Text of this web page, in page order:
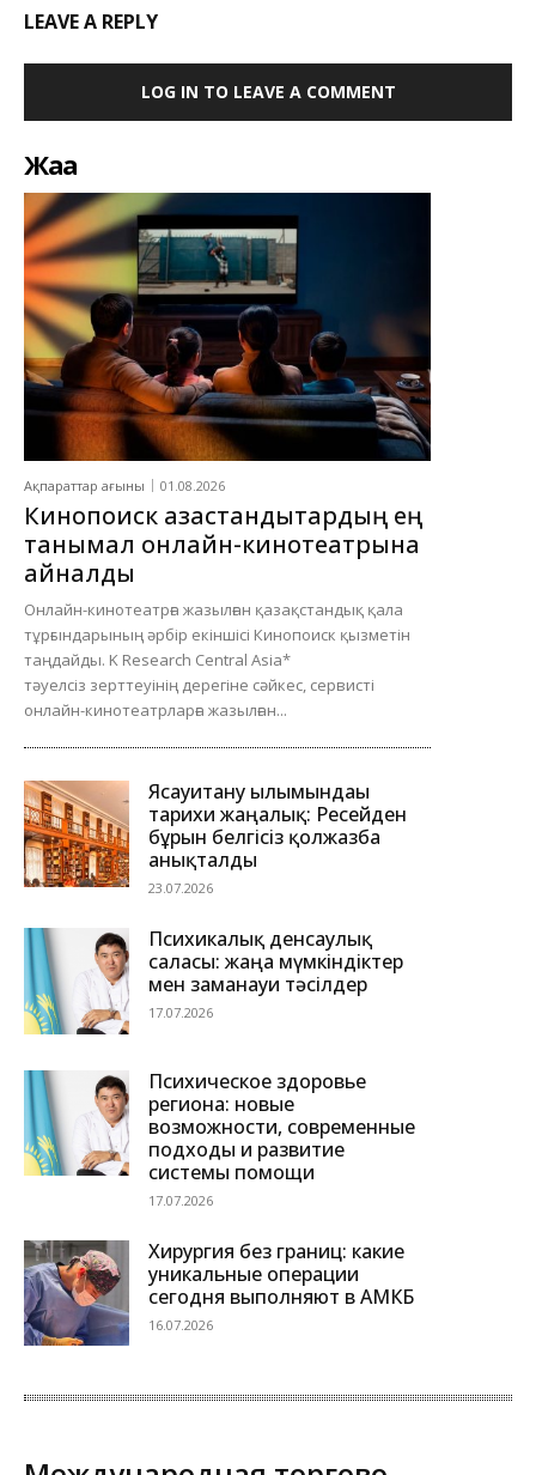
LEAVE A REPLY
LOG IN TO LEAVE A COMMENT
Жаңа
Ақпараттар ағыны 01.08.2026
Кинопоиск қазақстандықтардың ең
танымал онлайн-кинотеатрына
айналды
Онлайн-кинотеатрға жазылған қазақстандық қала
тұрғындарының әрбір екіншісі Кинопоиск қызметін
таңдайды. K Research Central Asia*
тәуелсіз зерттеуінің дерегіне сәйкес, сервисті
онлайн-кинотеатрларға жазылған...
Ясауитану ғылымындағы
тарихи жаңалық: Ресейден
бұрын белгісіз қолжазба
анықталды
23.07.2026
Психикалық денсаулық
саласы: жаңа мүмкіндіктер
мен заманауи тәсілдер
17.07.2026
Психическое здоровье
региона: новые
возможности, современные
подходы и развитие
системы помощи
17.07.2026
Хирургия без границ: какие
уникальные операции
сегодня выполняют в АМКБ
16.07.2026